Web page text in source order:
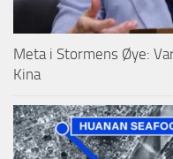
Meta i Stormens Øye:
Kina